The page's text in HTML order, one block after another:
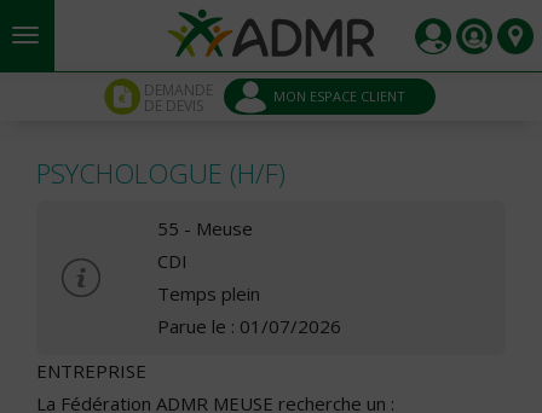
Aller au contenu principal
DEMANDE
DE DEVIS MON ESPACE CLIENT
PSYCHOLOGUE (H/F)
55 - Meuse
CDI
Temps plein
Parue le : 01/07/2026
ENTREPRISE
La Fédération ADMR MEUSE recherche un :
Panneau de gestion des cookies